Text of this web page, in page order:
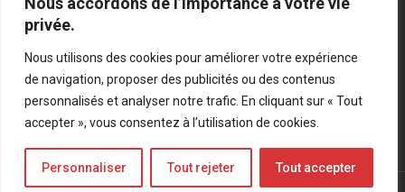
privée.
Nous utilisons des cookies pour améliorer votre expérience
de navigation, proposer des publicités ou des contenus
personnalisés et analyser notre trafic. En cliquant sur « Tout
accepter », vous consentez à l’utilisation de cookies.
Personnaliser Tout rejeter Tout accepter
Mentions légales Politique de confidentialité
Bluesky
LinkedIn
Twitter
© Forces Operations Blog - 2022